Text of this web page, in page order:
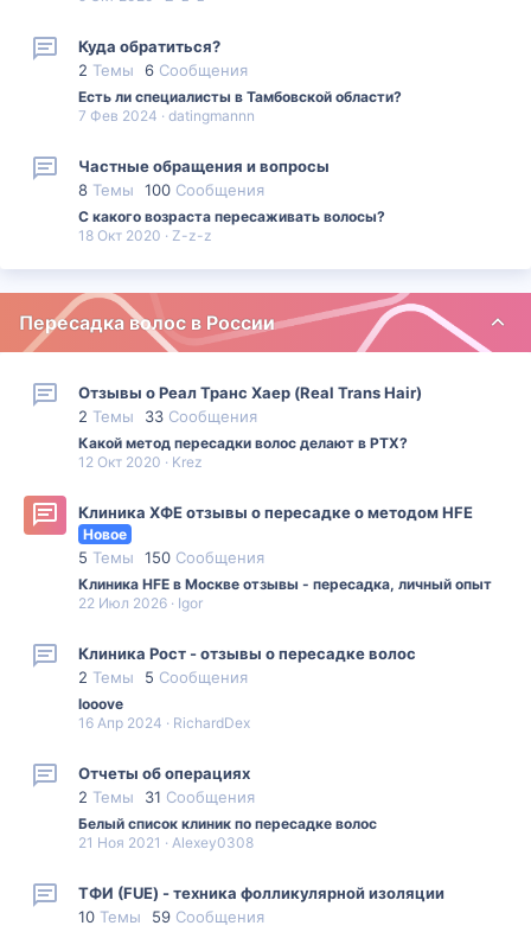
Куда обратиться?
2 Темы 6 Сообщения
Есть ли специалисты в Тамбовской области?
7 Фев 2024
datingmannn
Частные обращения и вопросы
8 Темы 100 Сообщения
С какого возраста пересаживать волосы?
18 Окт 2020
Z-z-z
Пересадка волос в России
Отзывы о Реал Транс Хаер (Real Trans Hair)
2 Темы 33 Сообщения
Какой метод пересадки волос делают в РТХ?
12 Окт 2020
Krez
Клиника ХФЕ отзывы о пересадке о методом HFE
Новое
5 Темы 150 Сообщения
Клиника HFE в Москве отзывы - пересадка, личный опыт
22 Июл 2026
Igor
Клиника Рост - отзывы о пересадке волос
2 Темы 5 Сообщения
looove
16 Апр 2024
RichardDex
Отчеты об операциях
2 Темы 31 Сообщения
Белый список клиник по пересадке волос
21 Ноя 2021
Alexey0308
ТФИ (FUE) - техника фолликулярной изоляции
10 Темы 59 Сообщения